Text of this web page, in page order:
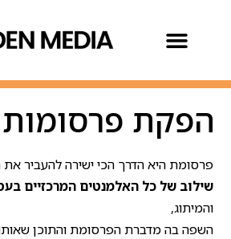
הפקת פרסומות
פרסומת היא הדרך הכי ישירה להעביר
שילוב של כל האלמנטים המרכזיים
והמיתוג,
השפה בה מדברת הפרסומת והתוכן שאותו